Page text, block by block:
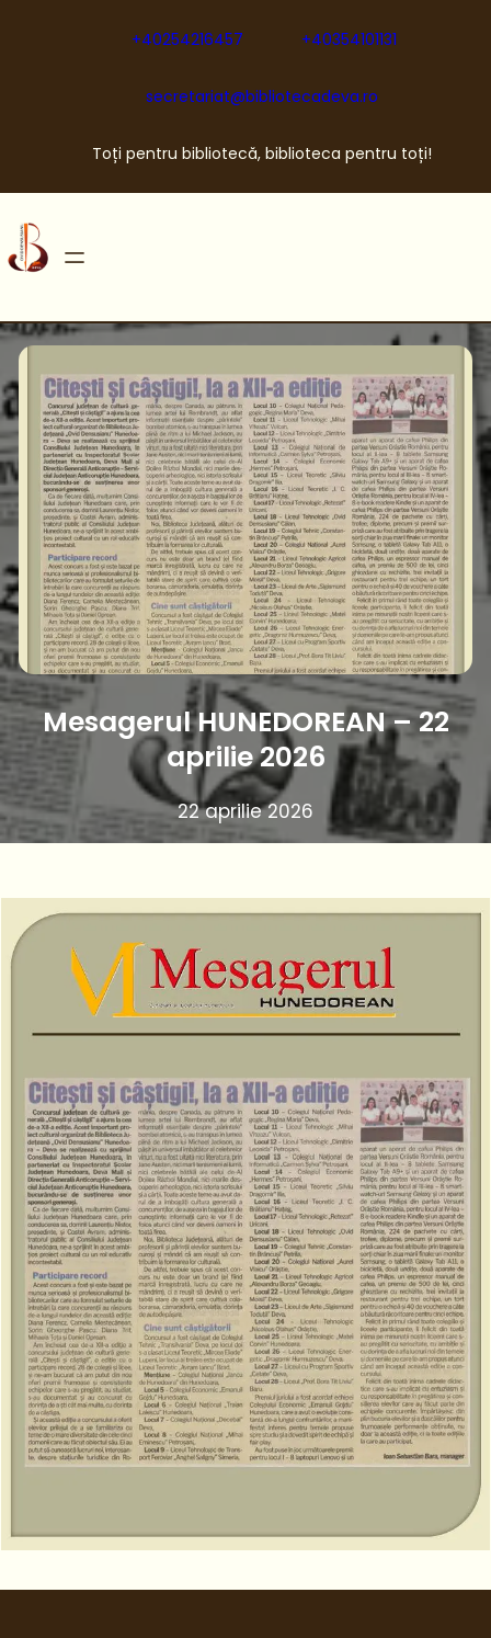
+40254216457 +40354101131
secretariat@bibliotecadeva.ro
Toți pentru bibliotecă, biblioteca pentru toți!
Mesagerul HUNEDOREAN – 22
aprilie 2026
22 aprilie 2026